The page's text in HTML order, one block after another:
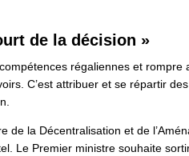
de la décision »
régaliennes et
C’est attribuer et se répartir
de la Décentralisation et de
Le Premier ministre souhaite